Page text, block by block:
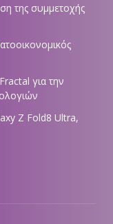
της συμμετοχής
για την
Z Fold8 Ultra,